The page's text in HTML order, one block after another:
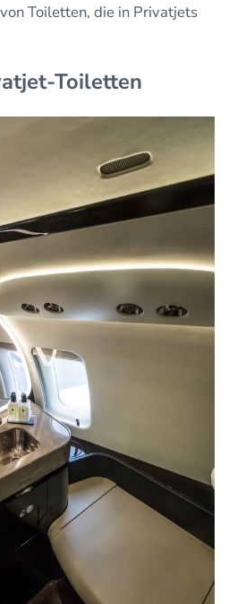
Toiletten, die in Privatjets
Toiletten